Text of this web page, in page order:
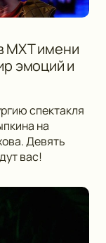
МХТ имени
эмоций и
спектакля
на
Девять
вас!